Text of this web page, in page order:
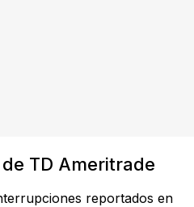
TD Ameritrade
reportados en